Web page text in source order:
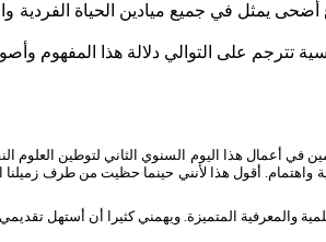
يمثل في جميع ميادين الحياة
على التوالي دلالة هذا المفهوم
أعمال هذا اليوم السنوي الثاني لتوطين
أقول هذا لأنني حينما حظيت من طرف
والمعرفية المتميزة. ويهمني كثيرا أن أستهل